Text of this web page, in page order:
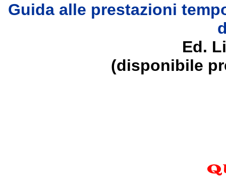
Guida alle prestazioni
Ed.
(disponibile